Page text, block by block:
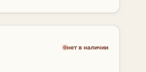
нет в наличии